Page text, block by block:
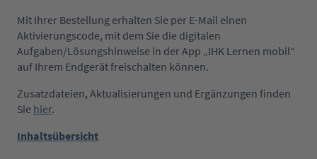
Mit Ihrer Bestellung erhalten Sie per E-Mail einen
Aktivierungscode, mit dem Sie die digitalen
Aufgaben/Lösungshinweise in der App „IHK Lernen mobil“
auf Ihrem Endgerät freischalten können.
Zusatzdateien, Aktualisierungen und Ergänzungen finden
Sie hier.
Inhaltsübersicht